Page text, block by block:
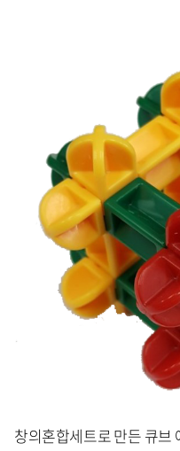
창의혼합세트로 만든 큐브